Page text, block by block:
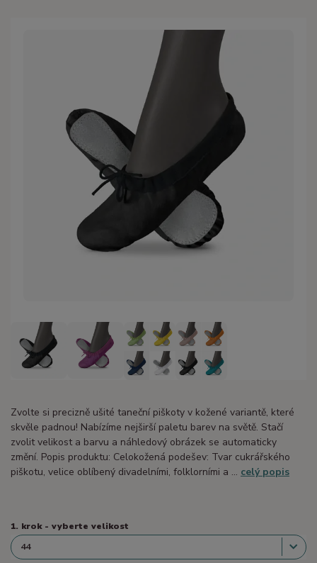
Zvolte si precizně ušité taneční piškoty v kožené variantě, které
skvěle padnou! Nabízíme nejširší paletu barev na světě. Stačí
zvolit velikost a barvu a náhledový obrázek se automaticky
změní. Popis produktu: Celokožená podešev: Tvar cukrářského
piškotu, velice oblíbený divadelními, folklorními a ... celý popis
1. krok - vyberte velikost